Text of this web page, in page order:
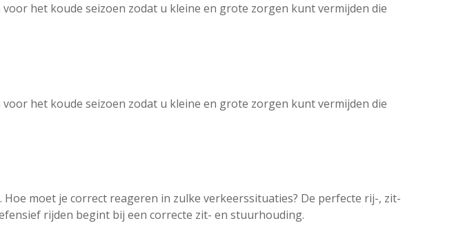
het koude seizoen zodat u kleine en grote zorgen kunt vermijden die
het koude seizoen zodat u kleine en grote zorgen kunt vermijden die
moet je correct reageren in zulke verkeerssituaties? De perfecte rij-, zit-
rijden begint bij een correcte zit- en stuurhouding.